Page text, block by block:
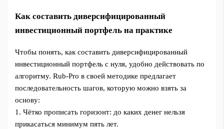
Как составить диверсифицированный
инвестиционный портфель на практике
Чтобы понять, как составить диверсифицированный
инвестиционный портфель с нуля, удобно действовать по
алгоритму. Rub-Pro в своей методике предлагает
последовательность шагов, которую можно взять за
основу:
1. Чётко прописать горизонт: до каких денег нельзя
прикасаться минимум пять лет.